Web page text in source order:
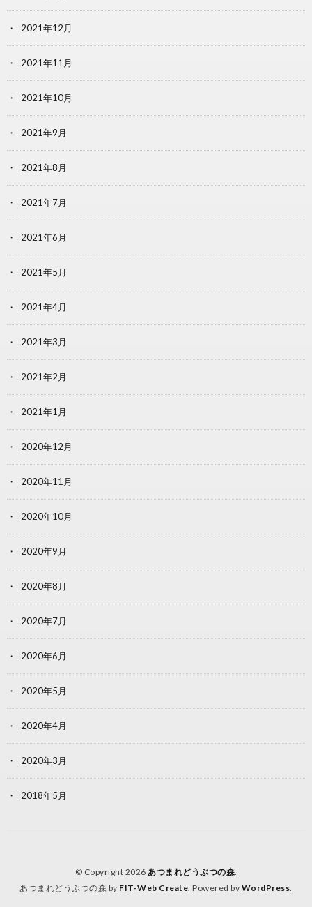
2021年12月
2021年11月
2021年10月
2021年9月
2021年8月
2021年7月
2021年6月
2021年5月
2021年4月
2021年3月
2021年2月
2021年1月
2020年12月
2020年11月
2020年10月
2020年9月
2020年8月
2020年7月
2020年6月
2020年5月
2020年4月
2020年3月
2018年5月
© Copyright 2026 あつまれどうぶつの森.
あつまれどうぶつの森 by FIT-Web Create. Powered by WordPress.